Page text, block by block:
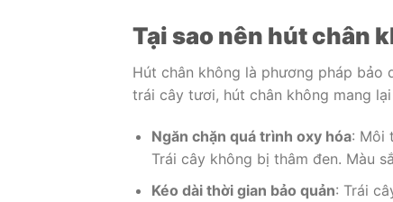
Tại sao nên hút chân
Hút chân không là phương pháp
trái cây tươi, hút chân không mang
Ngăn chặn quá trình oxy hóa: Môi
Trái cây không bị thâm đen. Màu
Kéo dài thời gian bảo quản: Trái